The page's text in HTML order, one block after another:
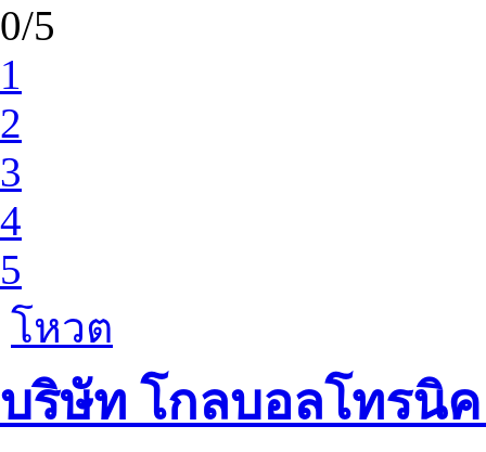
0/5
1
2
3
4
5
โหวต
บริษัท โกลบอลโทรนิ